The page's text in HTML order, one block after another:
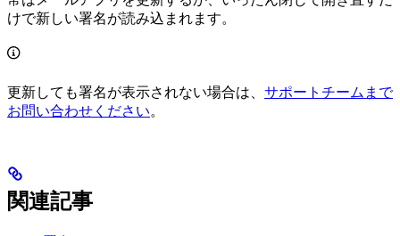
けで新しい署名が読み込まれます。
更新しても署名が表示されない場合は、 サポートチームまで
お問い合わせください。
関連記事